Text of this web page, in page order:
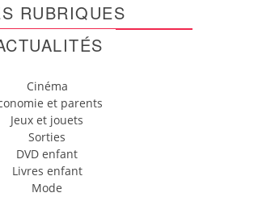
RUBRIQUES
Cinéma
et parents
Jeux et jouets
Sorties
DVD enfant
Livres enfant
Mode